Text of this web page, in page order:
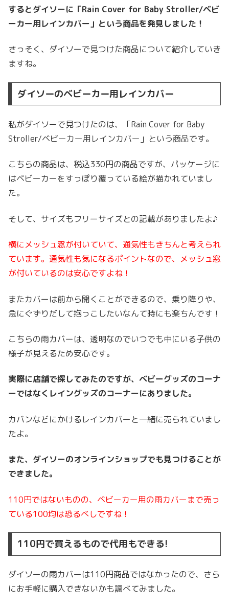
するとダイソーに「Rain Cover for Baby Stroller/ベビ
ーカー用レインカバー」という商品を発見しました！
さっそく、ダイソーで見つけた商品について紹介していき
ますね。
ダイソーのベビーカー用レインカバー
私がダイソーで見つけたのは、「Rain Cover for Baby
Stroller/ベビーカー用レインカバー」という商品です。
こちらの商品は、税込330円の商品ですが、パッケージに
はベビーカーをすっぽり覆っている絵が描かれていまし
た。
そして、サイズもフリーサイズとの記載がありましたよ♪
横にメッシュ窓が付いていて、通気性もきちんと考えられ
ています。通気性も気になるポイントなので、メッシュ窓
が付いているのは安心ですよね！
またカバーは前から開くことができるので、乗り降りや、
急にぐずりだして抱っこしたいなんて時にも楽ちんです！
こちらの雨カバーは、透明なのでいつでも中にいる子供の
様子が見えるため安心です。
実際に店舗で探してみたのですが、ベビーグッズのコーナ
ーではなくレイングッズのコーナーにありました。
カバンなどにかけるレインカバーと一緒に売られていまし
たよ。
また、ダイソーのオンラインショップでも見つけることが
できました。
110円ではないものの、ベビーカー用の雨カバーまで売っ
ている100均は恐るべしですね！
110円で買えるもので代用もできる!
ダイソーの雨カバーは110円商品ではなかったので、さら
にお手軽に購入できないかも調べてみました。